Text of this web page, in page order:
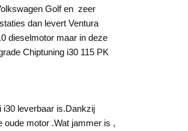
Golf en zeer
dan levert Ventura
dieselmotor maar in deze
Chiptuning i30 115 PK
i30 leverbaar is.Dankzij
oude motor .Wat jammer is ,